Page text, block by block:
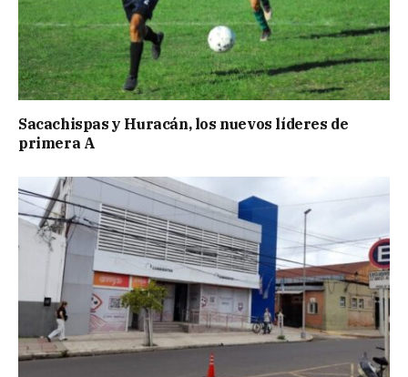
Sacachispas y Huracán, los nuevos líderes de
primera A